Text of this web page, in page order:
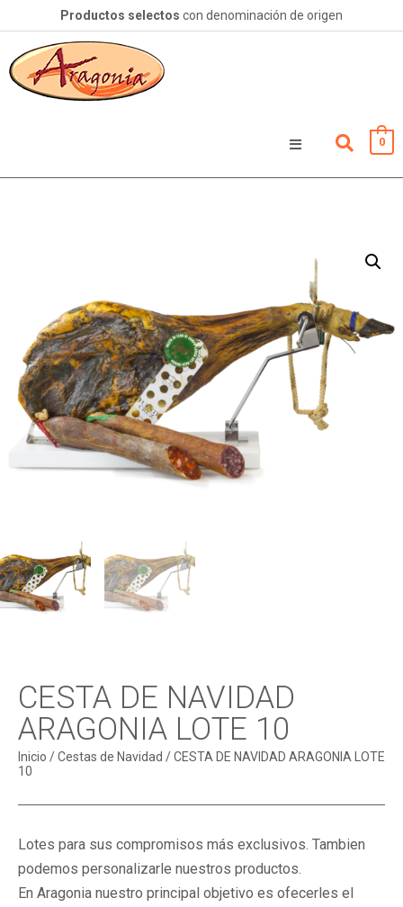
Productos selectos con denominación de origen
0
CESTA DE NAVIDAD
ARAGONIA LOTE 10
Inicio /Cestas de Navidad / CESTA DE NAVIDAD ARAGONIA LOTE
10
Lotes para sus compromisos más exclusivos. Tambien
podemos personalizarle nuestros productos.
En Aragonia nuestro principal objetivo es ofecerles el